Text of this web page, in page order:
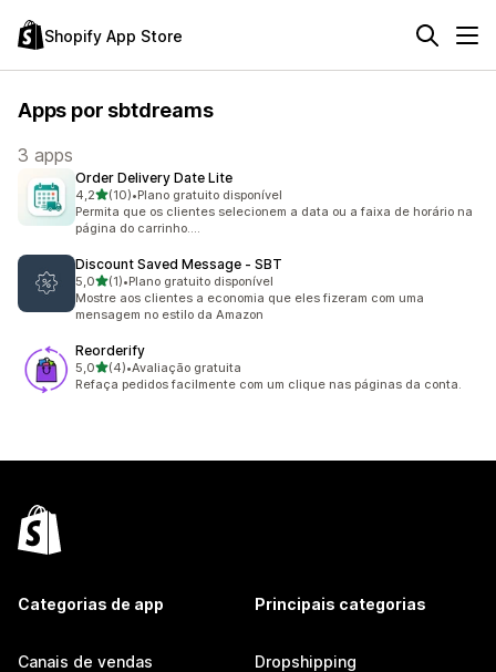
Shopify App Store
Apps por sbtdreams
3 apps
Order Delivery Date Lite
4,2de 5 estrelas
(10)
10 avaliações ao todo
•Plano gratuito disponível
Permita que os clientes selecionem a data ou a faixa de horário na
página do carrinho....
Discount Saved Message ‑ SBT
5,0de 5 estrelas
(1)
1 avaliações ao todo
•Plano gratuito disponível
Mostre aos clientes a economia que eles fizeram com uma
mensagem no estilo da Amazon
Reorderify
5,0de 5 estrelas
(4)
4 avaliações ao todo
•Avaliação gratuita
Refaça pedidos facilmente com um clique nas páginas da conta.
Categorias de app
Canais de vendas
Principais categorias
Dropshipping